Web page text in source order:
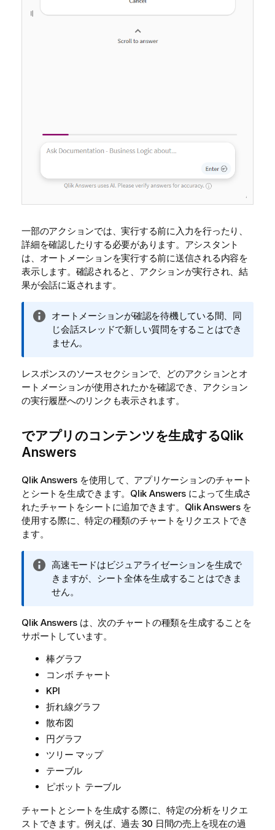
一部のアクションでは、実行する前に入力を行ったり、
詳細を確認したりする必要があります。アシスタント
は、オートメーションを実行する前に送信される内容を
表示します。確認されると、アクションが実行され、結
果が会話に返されます。
情
報
メ
オートメーションが確認を待機している間、同
じ会話スレッドで新しい質問をすることはでき
ません。
レスポンスのソースセクションで、どのアクションとオ
ートメーションが使用されたかを確認でき、アクション
の実行履歴へのリンクも表示されます。
でアプリのコンテンツを生成するQlik
Answers
Qlik Answers を使用して、アプリケーションのチャート
とシートを生成できます。 Qlik Answers によって生成さ
れたチャートをシートに追加できます。 Qlik Answersを
使用する際に、特定の種類のチャートをリクエストでき
ます。
情
報
メ
高速モードはビジュアライゼーションを生成で
きますが、シート全体を生成することはできま
せん。
Qlik Answers は、次のチャートの種類を生成することを
サポートしています。
棒グラフ
コンボ チャート
KPI
折れ線グラフ
散布図
円グラフ
ツリー マップ
テーブル
ピボット テーブル
チャートとシートを生成する際に、特定の分析をリクエ
ストできます。例えば、過去 30 日間の売上を現在の過